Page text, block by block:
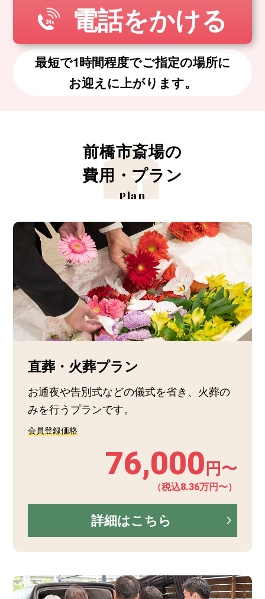
電話をかける
最短で1時間程度でご指定の場所に
お迎えに上がります。
前橋市斎場の
費用・プラン
Plan
直葬・火葬プラン
お通夜や告別式などの儀式を省き、火葬の
みを行うプランです。
会員登録価格
76,000 円〜
（税込8.36万円〜）
詳細はこちら